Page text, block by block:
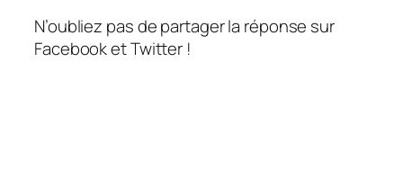
N’oubliez pas de partager la réponse sur
Facebook et Twitter !